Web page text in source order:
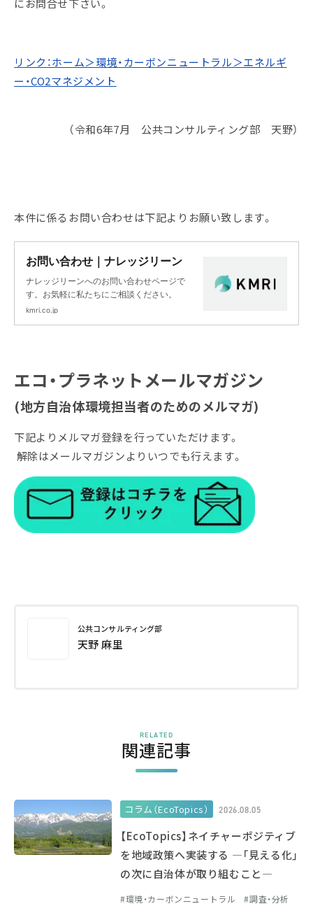
にお問合せ下さい。
リンク：ホーム＞環境・カーボンニュートラル＞エネルギ
ー・CO2マネジメント
（令和6年7月 公共コンサルティング部 天野）
本件に係るお問い合わせは下記よりお願い致します。
お問い合わせ｜ナレッジリーン
ナレッジリーンへのお問い合わせページで
す。お気軽に私たちにご相談ください。
kmri.co.jp
エコ・プラネットメールマガジン
(地方自治体環境担当者のためのメルマガ)
下記よりメルマガ登録を行っていただけます。
解除はメールマガジンよりいつでも行えます。
公共コンサルティング部
天野 麻里
RELATED
関連記事
コラム（EcoTopics） 2026.08.05
【EcoTopics】ネイチャーポジティブ
を地域政策へ実装する ―「見える化」
の次に自治体が取り組むこと―
環境・カーボンニュートラル 調査・分析